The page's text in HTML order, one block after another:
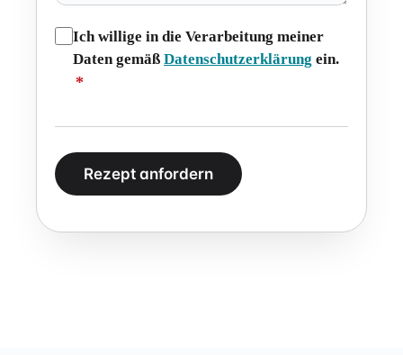
Ich willige in die Verarbeitung meiner
Daten gemäß Datenschutzerklärung ein.
*
Rezept anfordern